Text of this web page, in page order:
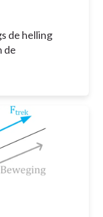
de helling
de